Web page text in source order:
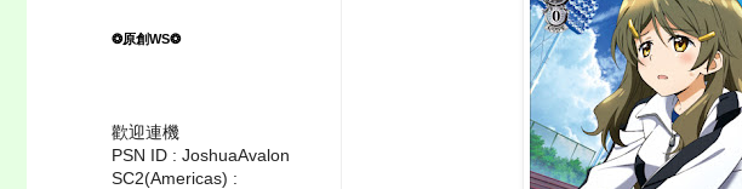
❂原創WS❂
歡迎連機
PSN ID : JoshuaAvalon
SC2(Americas) :